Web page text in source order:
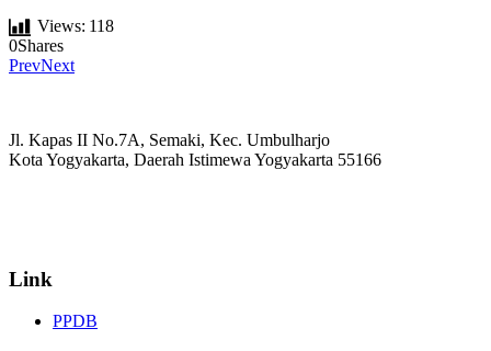
Views: 118
0Shares
PrevNext
Jl. Kapas II No.7A, Semaki, Kec. Umbulharjo
Kota Yogyakarta, Daerah Istimewa Yogyakarta 55166
Link
PPDB